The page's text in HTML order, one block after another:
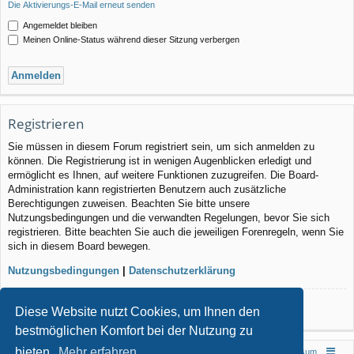
Diese Website nutzt Cookies, um Ihnen den
bestmöglichen Komfort bei der Nutzung zu
Die Aktivierungs-E-Mail erneut senden
Angemeldet bleiben
Meinen Online-Status während dieser Sitzung verbergen
Registrieren
Sie müssen in diesem Forum registriert sein, um sich anmelden zu
können. Die Registrierung ist in wenigen Augenblicken erledigt und
ermöglicht es Ihnen, auf weitere Funktionen zuzugreifen. Die Board-
Administration kann registrierten Benutzern auch zusätzliche
Berechtigungen zuweisen. Beachten Sie bitte unsere
Nutzungsbedingungen und die verwandten Regelungen, bevor Sie sich
registrieren. Bitte beachten Sie auch die jeweiligen Forenregeln, wenn Sie
sich in diesem Board bewegen.
Nutzungsbedingungen | Datenschutzerklärung
Registrieren
Foren-Übersicht Impressum